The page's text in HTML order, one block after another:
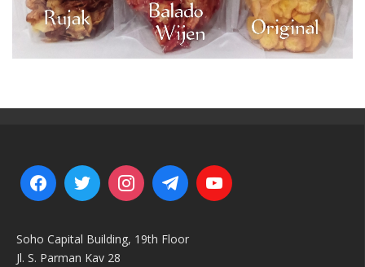
Soho Capital Building, 19th Floor
Jl. S. Parman Kav 28